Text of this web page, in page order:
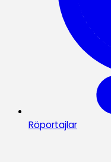
Röportajlar